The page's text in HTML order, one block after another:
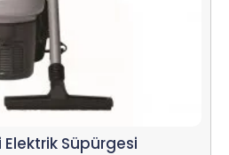
Elektrik Süpürgesi